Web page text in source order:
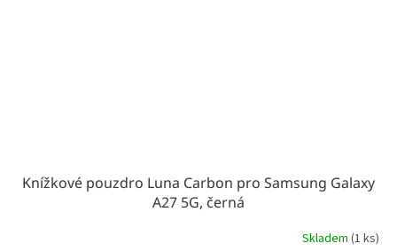
Knížkové pouzdro Luna Carbon pro Samsung Galaxy
A27 5G, černá
Skladem (1 ks)